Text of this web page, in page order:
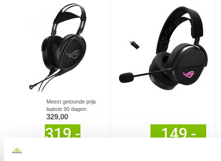
Vergelijk product
Meest getoonde prijs
laatste 90 dagen:
329,00
319,- 149,-